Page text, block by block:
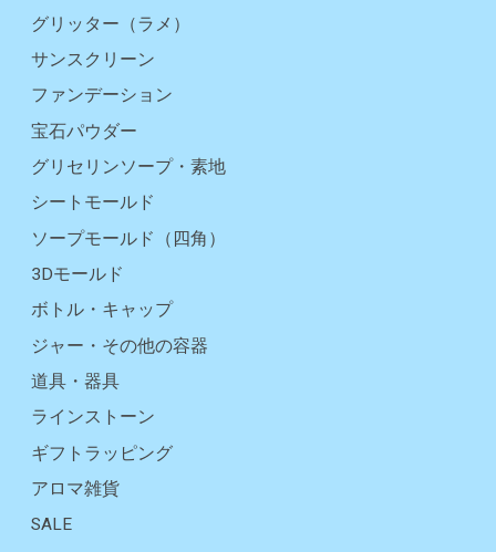
グリッター（ラメ）
サンスクリーン
ファンデーション
宝石パウダー
グリセリンソープ・素地
シートモールド
ソープモールド（四角）
3Dモールド
ボトル・キャップ
ジャー・その他の容器
道具・器具
ラインストーン
ギフトラッピング
アロマ雑貨
SALE